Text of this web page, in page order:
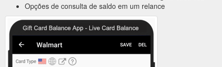
Opções de consulta de saldo em um relance